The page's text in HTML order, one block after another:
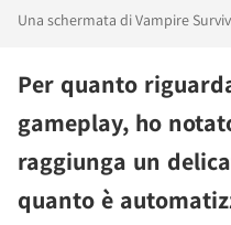
Una schermata di Vampire
Per quanto
gameplay, ho
raggiunga un
quanto è